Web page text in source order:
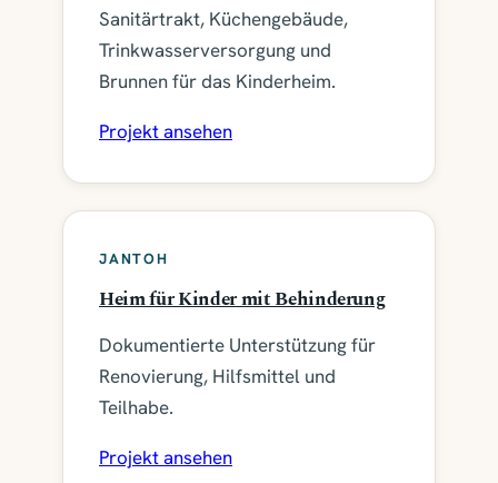
Sanitärtrakt, Küchengebäude,
Trinkwasserversorgung und
Brunnen für das Kinderheim.
Projekt ansehen
JANTOH
Heim für Kinder mit Behinderung
Dokumentierte Unterstützung für
Renovierung, Hilfsmittel und
Teilhabe.
Projekt ansehen